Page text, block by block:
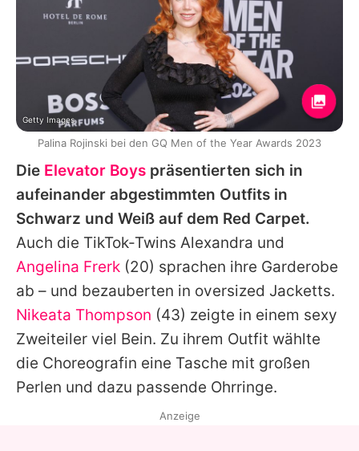
Die Elevator Boys präsentierten sich in
aufeinander abgestimmten Outfits in
Schwarz und Weiß auf dem Red Carpet.
Auch die TikTok-Twins Alexandra und
Angelina Frerk (20) sprachen ihre Garderobe
ab – und bezauberten in oversized Jacketts.
Nikeata Thompson (43) zeigte in einem sexy
Zweiteiler viel Bein. Zu ihrem Outfit wählte
die Choreografin eine Tasche mit großen
Perlen und dazu passende Ohrringe.
Getty Images
Palina Rojinski bei den GQ Men of the Year Awards 2023
Anzeige